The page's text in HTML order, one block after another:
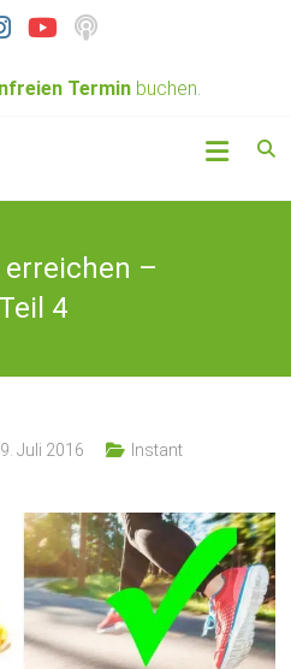
Terminbuchen.
–
4
9. Juli 2016
Instant